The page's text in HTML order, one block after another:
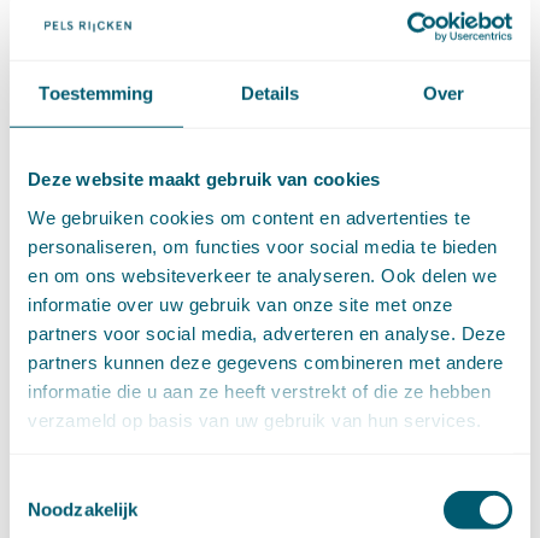
Toestemming Details Over
Deze website maakt gebruik van cookies
We gebruiken cookies om content en advertenties te
personaliseren, om functies voor social media te bieden
en om ons websiteverkeer te analyseren. Ook delen we
informatie over uw gebruik van onze site met onze
partners voor social media, adverteren en analyse. Deze
partners kunnen deze gegevens combineren met andere
informatie die u aan ze heeft verstrekt of die ze hebben
verzameld op basis van uw gebruik van hun services.
Noodzakelijk
Mededingingsrecht
Onteigeningsrecht
(72)
Overheidsrecht
Pensioenrecht(27)
Prejudiciële vragen Hoge Raad (153)
Proces- en beslagrecht (906)
Strafrecht
Verbintenissenrecht(323)
Vermogensrecht algemeen(94)
Vervoersrecht
Verzekeringsrecht(85)
Wetgeving cassatierechtspraak(14)
Wvggz – Wzd (Wet Bopz oud)
(139)
ARCHIEF
augustus (1)
juli (7)